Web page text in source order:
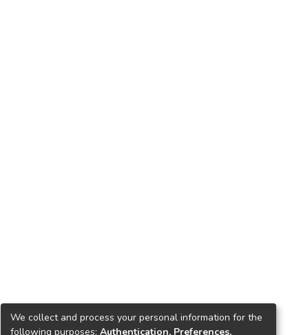
We collect and process your personal information for the
following purposes: Authentication, Preferences,